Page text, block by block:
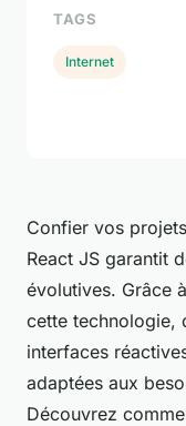
Confier vos
React JS garantit
évolutives. Grâce
cette technologie,
interfaces
adaptées aux
Découvrez
TAGS
Internet